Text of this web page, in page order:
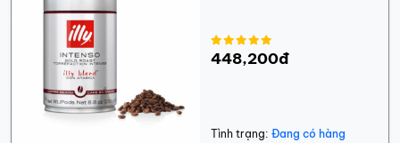
448,200đ
Tình trạng: Đang có hàng